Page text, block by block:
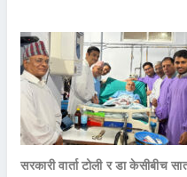
सरकारी वार्ता टोली र डा केसीबीच